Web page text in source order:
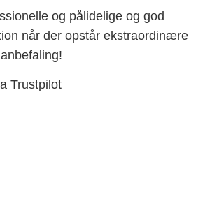
og pålidelige og god
når der opstår ekstraordinære
Trustpilot